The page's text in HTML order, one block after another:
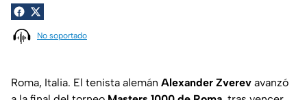
No soportado
Roma, Italia. El tenista alemán Alexander Zverev avanzó